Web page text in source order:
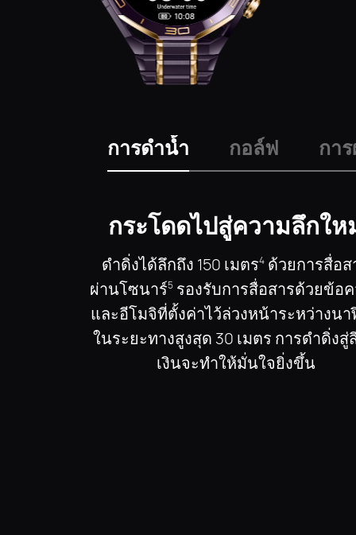
กระโดดไปสู่ความลึกให
ดําดิ่งได้ลึกถึง 150 เมตร4 ด้วยการสื่อส
ผ่านโซนาร์5รองรับการสื่อสารด้วยข้อ
และอีโมจิที่ตั้งค่าไว้ล่วงหน้าระหว่างน
ในระยะทางสูงสุด 30 เมตร การดําดิ่งสู่
เงินจะทําให้มั่นใจยิ่งขึ้น
การดําน้ำ กอล์ฟ กา